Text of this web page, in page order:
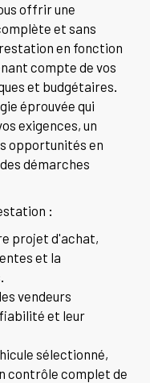
offrir une
et sans
en fonction
compte de vos
et budgétaires.
éprouvée qui
exigences, un
opportunités en
démarches
:
projet d'achat,
et la
vendeurs
et leur
sélectionné,
contrôle complet de